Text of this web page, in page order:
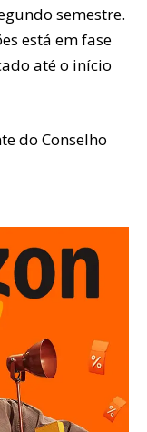
semestre.
está em fase
até o início
do Conselho